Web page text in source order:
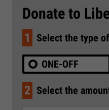
Donate to
1 Select the type
ONE-OFF
2 Select the